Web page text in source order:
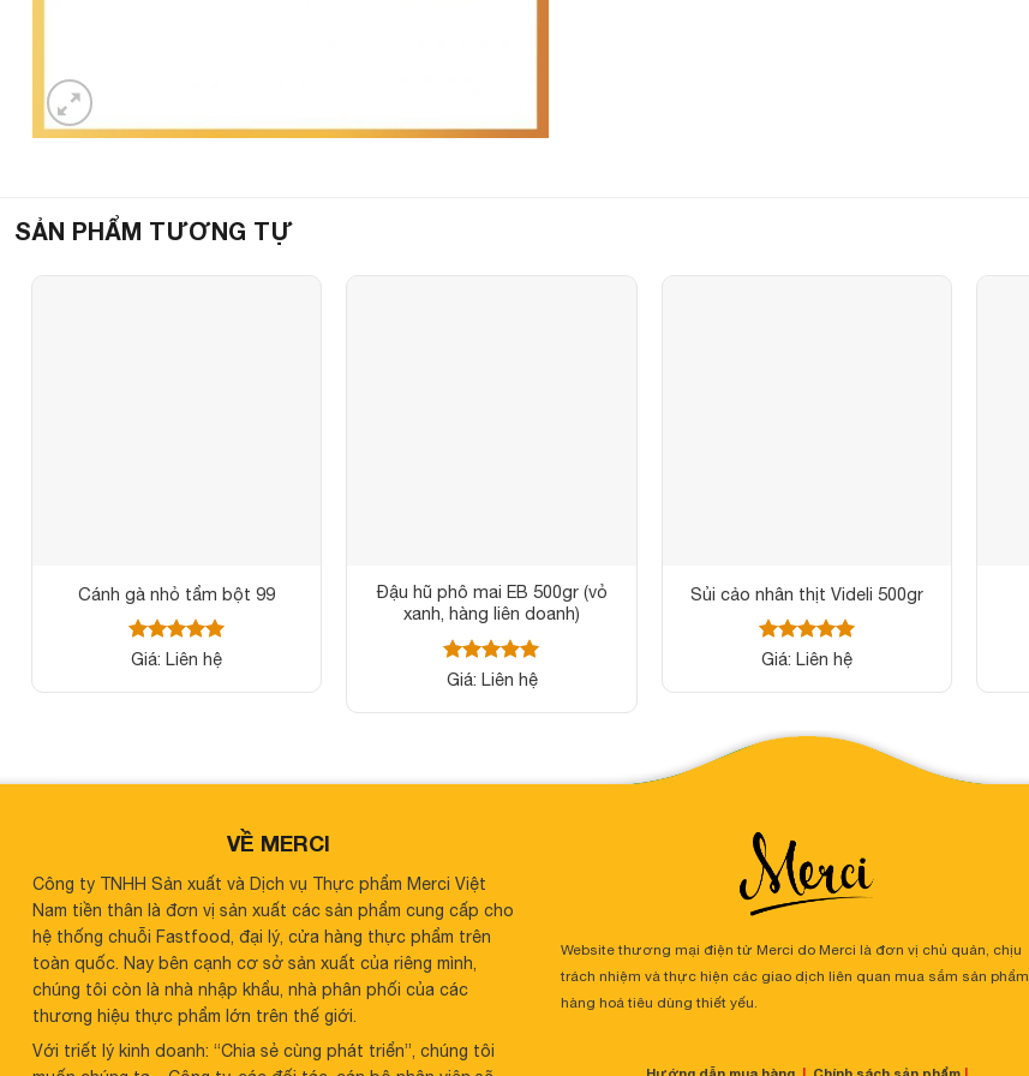
SẢN PHẨM TƯƠNG TỰ
Cánh gà nhỏ tẩm bột 99
Được xếp
sao
Giá: Liên hệ
Đậu hũ phô mai EB 500gr (vỏ
xanh, hàng liên doanh)
Được xếp
sao
Giá: Liên hệ
Sủi cảo nhân thịt Videli 500gr
Được xếp
sao
Giá: Liên hệ
VỀ MERCI
Công ty TNHH Sản xuất và Dịch vụ Thực phẩm Merci Việt
Nam tiền thân là đơn vị sản xuất các sản phẩm cung cấp cho
hệ thống chuỗi Fastfood, đại lý, cửa hàng thực phẩm trên
toàn quốc. Nay bên cạnh cơ sở sản xuất của riêng mình,
chúng tôi còn là nhà nhập khẩu, nhà phân phối của các
thương hiệu thực phẩm lớn trên thế giới.
Với triết lý kinh doanh: “Chia sẻ cùng phát triển”, chúng tôi
Website thương mại điện tử Merci do Merci là đơn vị chủ quản, chịu
trách nhiệm và thực hiện các giao dịch liên quan mua sắm sản phẩm
hàng hoá tiêu dùng thiết yếu.